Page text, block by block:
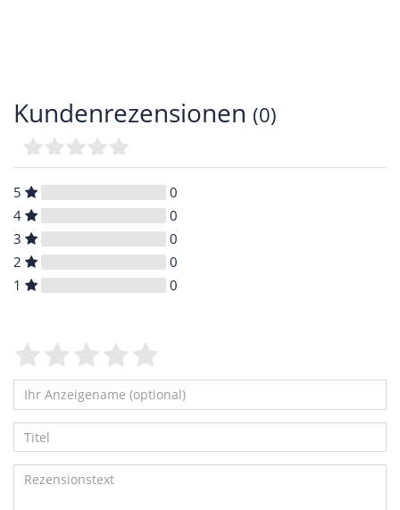
Kundenrezensionen (0)
5
0
4
0
3
0
2
0
1
0
Bewertungssterne
von
5
Bewertungssternen
4
von
5
Bewertungssternen
3
von
5
Bewertungssternen
2
von
5
Bewertungssternen
1
von
5
Bewertungssternen
Ihr
Anzeigename
(optional)
Platzhalter
Titel